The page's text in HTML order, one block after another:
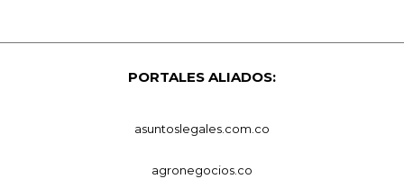
PORTALES ALIADOS:
asuntoslegales.com.co
agronegocios.co